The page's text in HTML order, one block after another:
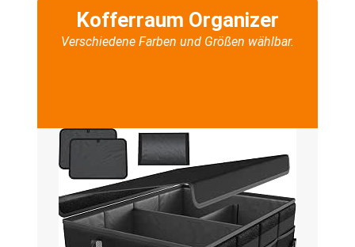
Kofferraum Organizer
Verschiedene Farben und Größen wählbar.